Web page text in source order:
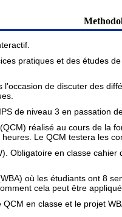
pratiques et des études
de discuter des
de niveau 3 en passation
réalisé au cours de la
Le QCM testera les
Obligatoire en classe
où les étudiants ont 8
cela peut être
en classe et le projet